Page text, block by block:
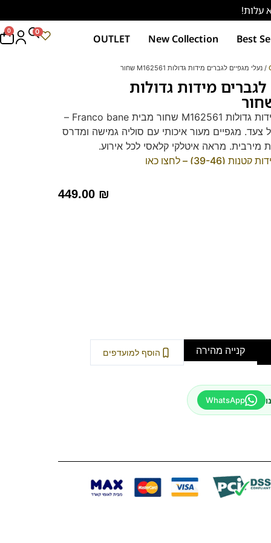
Best
New Collection
OUTLET
0 0
/ נעלי מגפיים לגברים מידות גדולות M162561 שחור
מידות גדולות
מגפיים לגברים במידות גדולות M162561 שחור מבית Franco bane –
צעד. מגפיים מעור איכותי עם סוליה גמישה ומדרס
מירבית. מראה איטלקי קלאסי לכל אירוע.
46) – לחצו כאן
449.00 ₪
הוסף למועדפים קנייה מהירה
WhatsApp